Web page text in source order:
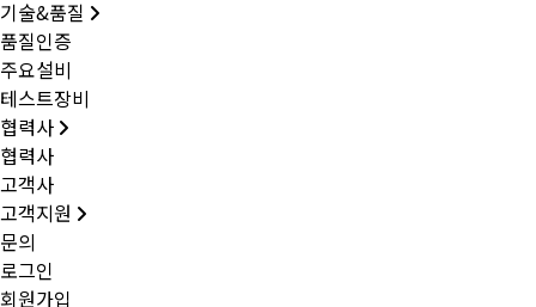
기술&품질
품질인증
주요설비
테스트장비
협력사
협력사
고객사
고객지원
문의
로그인
회원가입